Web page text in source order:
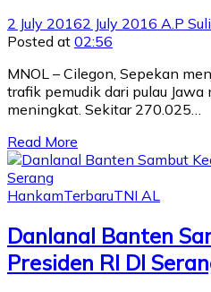
2 July 20162 July 2016 A.P
Posted at 02:56
MNOL – Cilegon, Sepekan
trafik pemudik dari pulau Jawa
meningkat. Sekitar 270.025…
Read More
HankamTerbaruTNI AL
Danlanal Banten
Presiden RI DI